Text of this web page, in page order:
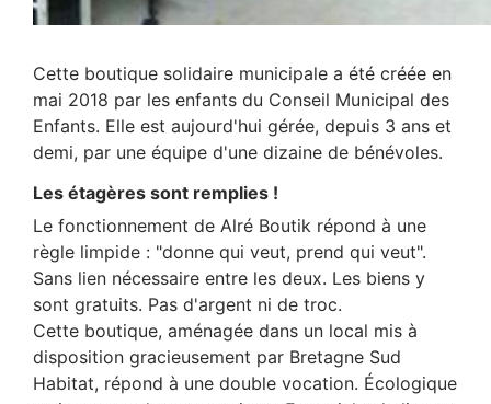
Cette boutique solidaire municipale a été créée en
mai 2018 par les enfants du Conseil Municipal des
Enfants. Elle est aujourd'hui gérée, depuis 3 ans et
demi, par une équipe d'une dizaine de bénévoles.
Les étagères sont remplies !
Le fonctionnement de Alré Boutik répond à une
règle limpide : "donne qui veut, prend qui veut".
Sans lien nécessaire entre les deux. Les biens y
sont gratuits. Pas d'argent ni de troc.
Cette boutique, aménagée dans un local mis à
disposition gracieusement par Bretagne Sud
Habitat, répond à une double vocation. Écologique